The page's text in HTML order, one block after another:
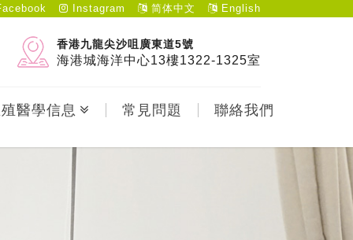
Instagram 简体中文 English
香港九龍尖沙咀廣東道5號
海港城海洋中心13樓1322-1325室
醫學信息 常見問題 聯絡我們